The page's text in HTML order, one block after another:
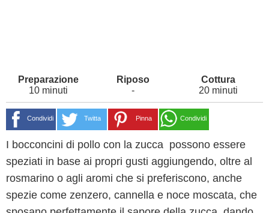
10 minuti - 20 minuti
Condividi Twitta Pinna Condividi
I bocconcini di pollo con la zucca possono essere
speziati in base ai propri gusti aggiungendo, oltre al
rosmarino o agli aromi che si preferiscono, anche
spezie come zenzero, cannella e noce moscata, che